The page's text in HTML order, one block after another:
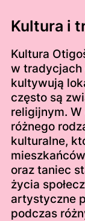
Kultura i
Kultura
w tradycjach
kultywują
często są
religijnym.
różnego
kulturalne,
oraz taniec
życia
artystyczne
podczas